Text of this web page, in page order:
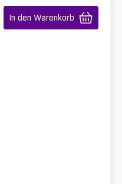
In den Warenkorb